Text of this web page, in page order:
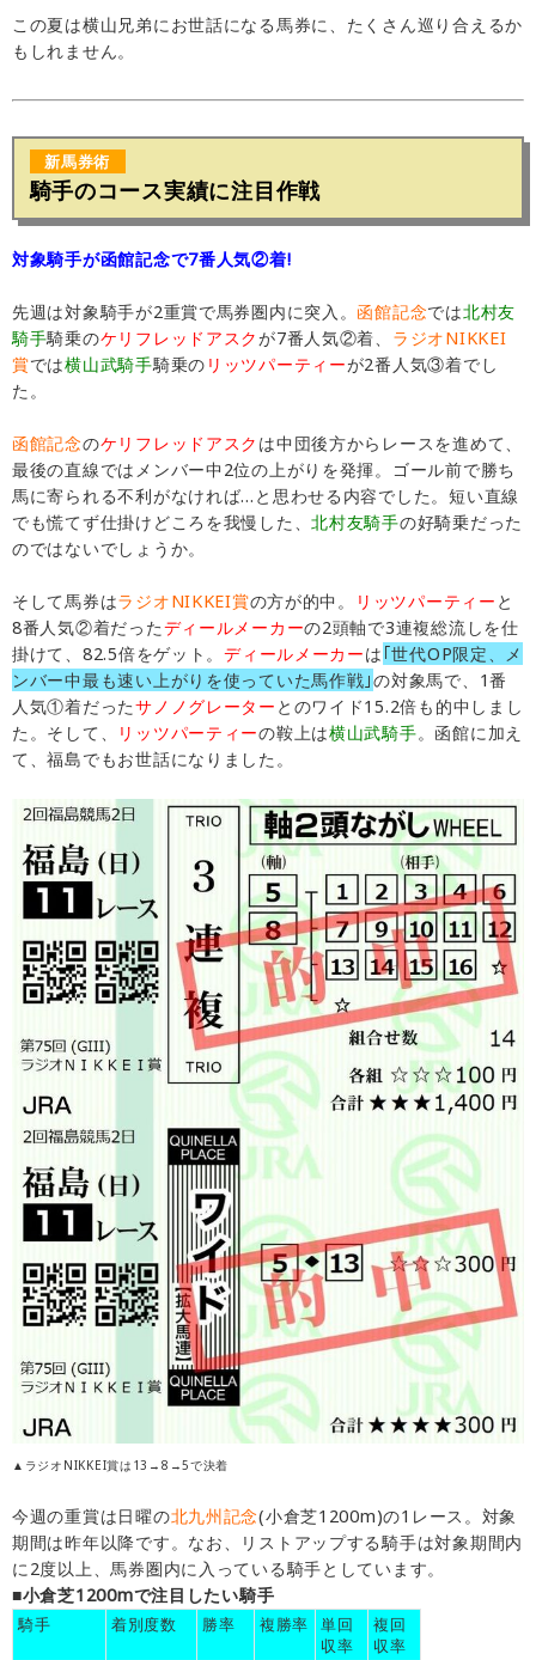
この夏は横山兄弟にお世話になる馬券に、たくさん巡り合えるか
もしれません。
新馬券術
騎手のコース実績に注目作戦
対象騎手が函館記念で7番人気②着!
先週は対象騎手が2重賞で馬券圏内に突入。函館記念では北村友
騎手騎乗のケリフレッドアスクが7番人気②着、 ラジオNIKKEI
賞では横山武騎手騎乗の リッツパーティーが2番人気③着でし
た。
函館記念のケリフレッドアスク は中団後方からレースを進めて、
最後の直線ではメンバー中2位の上がりを発揮。ゴール前で勝ち
馬に寄られる不利がなければ…と思わせる内容でした。短い直線
でも慌てず仕掛けどころを我慢した、北村友騎手の好騎乗だった
のではないでしょうか。
そして馬券はラジオNIKKEI賞の方が的中。 リッツパーティー と
8番人気②着だったディールメーカーの2頭軸で3連複総流しを仕
掛けて、82.5倍をゲット。ディールメーカーは ｢世代OP限定、メ
ンバー中最も速い上がりを使っていた馬作戦｣の対象馬で、1番
人気①着だったサノノグレーター とのワイド15.2倍も的中しまし
た。そして、
リッツパーティーの鞍上は横山武騎手。函館に加え
て、福島でもお世話になりました。
▲ラジオNIKKEI賞は13→8→5で決着
今週の重賞は日曜の北九州記念(小倉芝1200m)の1レース。対象
期間は昨年以降です。なお、リストアップする騎手は対象期間内
に2度以上、馬券圏内に入っている騎手としています。
■小倉芝1200mで注目したい騎手
騎手 着別度数 勝率 複勝率
単回
収率
複回
収率